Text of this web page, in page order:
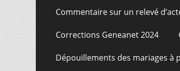
Commentaire sur un relevé
Corrections Geneanet 2024
Dépouillements des mariages à